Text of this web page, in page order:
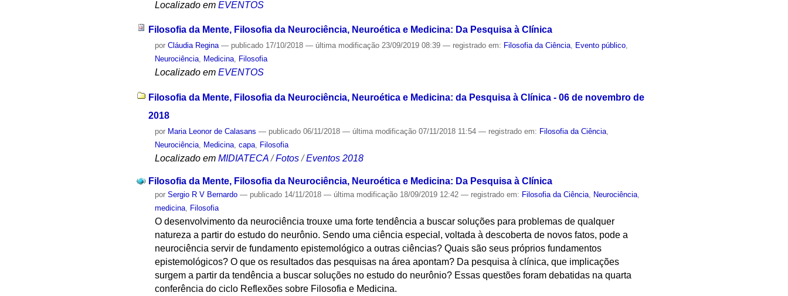
Localizado em EVENTOS
Filosofia da Mente, Filosofia da Neurociência, Neuroética e Medicina: Da Pesquisa à Clínica
porCláudia Regina — publicado 17/10/2018— última modificação 23/09/2019 08:39— registrado em: Filosofia da Ciência, Evento público,
Neurociência, Medicina, Filosofia
Localizado em EVENTOS
Filosofia da Mente, Filosofia da Neurociência, Neuroética e Medicina: da Pesquisa à Clínica - 06 de novembro de
2018
por Maria Leonor de Calasans — publicado 06/11/2018— última modificação 07/11/2018 11:54— registrado em: Filosofia da Ciência,
Neurociência, Medicina,capa, Filosofia
Localizado em MIDIATECA /Fotos /Eventos 2018
Filosofia da Mente, Filosofia da Neurociência, Neuroética e Medicina: Da Pesquisa à Clínica
porSergio R V Bernardo — publicado 14/11/2018— última modificação 18/09/2019 12:42— registrado em: Filosofia da Ciência Neurociência
medicina
Filosofia
O desenvolvimento da neurociência trouxe uma forte tendência a buscar soluções para problemas de qualquer
natureza a partir do estudo do neurônio. Sendo uma ciência especial, voltada à descoberta de novos fatos, pode a
neurociência servir de fundamento epistemológico a outras ciências? Quais são seus próprios fundamentos
epistemológicos? O que os resultados das pesquisas na área apontam? Da pesquisa à clínica, que implicações
surgem a partir da tendência a buscar soluções no estudo do neurônio? Essas questões foram debatidas na quarta
conferência do ciclo Reflexões sobre Filosofia e Medicina.